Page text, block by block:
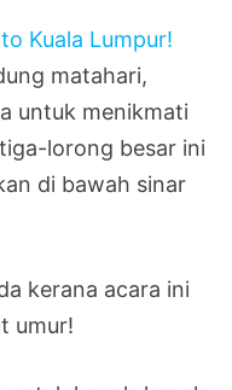
matahari,
untuk menikmati
lorong besar ini
di bawah sinar
kerana acara ini
umur!